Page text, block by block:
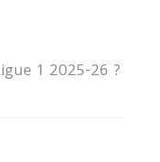
1 2025-26 ?